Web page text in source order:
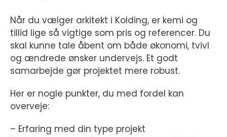
Når du vælger arkitekt i Kolding, er kemi og
tillid lige så vigtige som pris og referencer. Du
skal kunne tale åbent om både økonomi, tvivl
og ændrede ønsker undervejs. Et godt
samarbejde gør projektet mere robust.
Her er nogle punkter, du med fordel kan
overveje:
– Erfaring med din type projekt